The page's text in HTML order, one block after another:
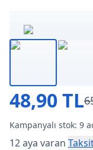
48,90 TL
Kampanyalı stok: 9
12 aya varan